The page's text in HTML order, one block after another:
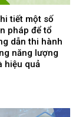
tiết một số
pháp để tổ
dẫn thi hành
năng lượng
hiệu quả